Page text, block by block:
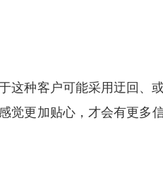
这种客户可能采用迂回、
觉更加贴心，才会有更多